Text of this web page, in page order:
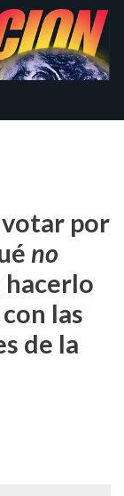
por
no
las
de la